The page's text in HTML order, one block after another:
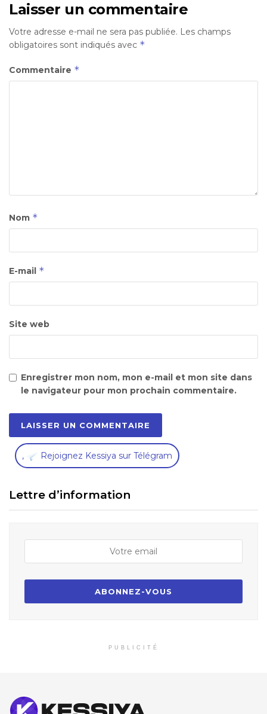
Laisser un commentaire
Votre adresse e-mail ne sera pas publiée. Les champs
obligatoires sont indiqués avec *
Commentaire *
Nom *
E-mail *
Site web
Enregistrer mon nom, mon e-mail et mon site dans
le navigateur pour mon prochain commentaire.
, Rejoignez Kessiya sur Télégram
Lettre d’information
PUBLICITÉ